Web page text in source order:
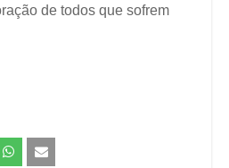
de todos que sofrem